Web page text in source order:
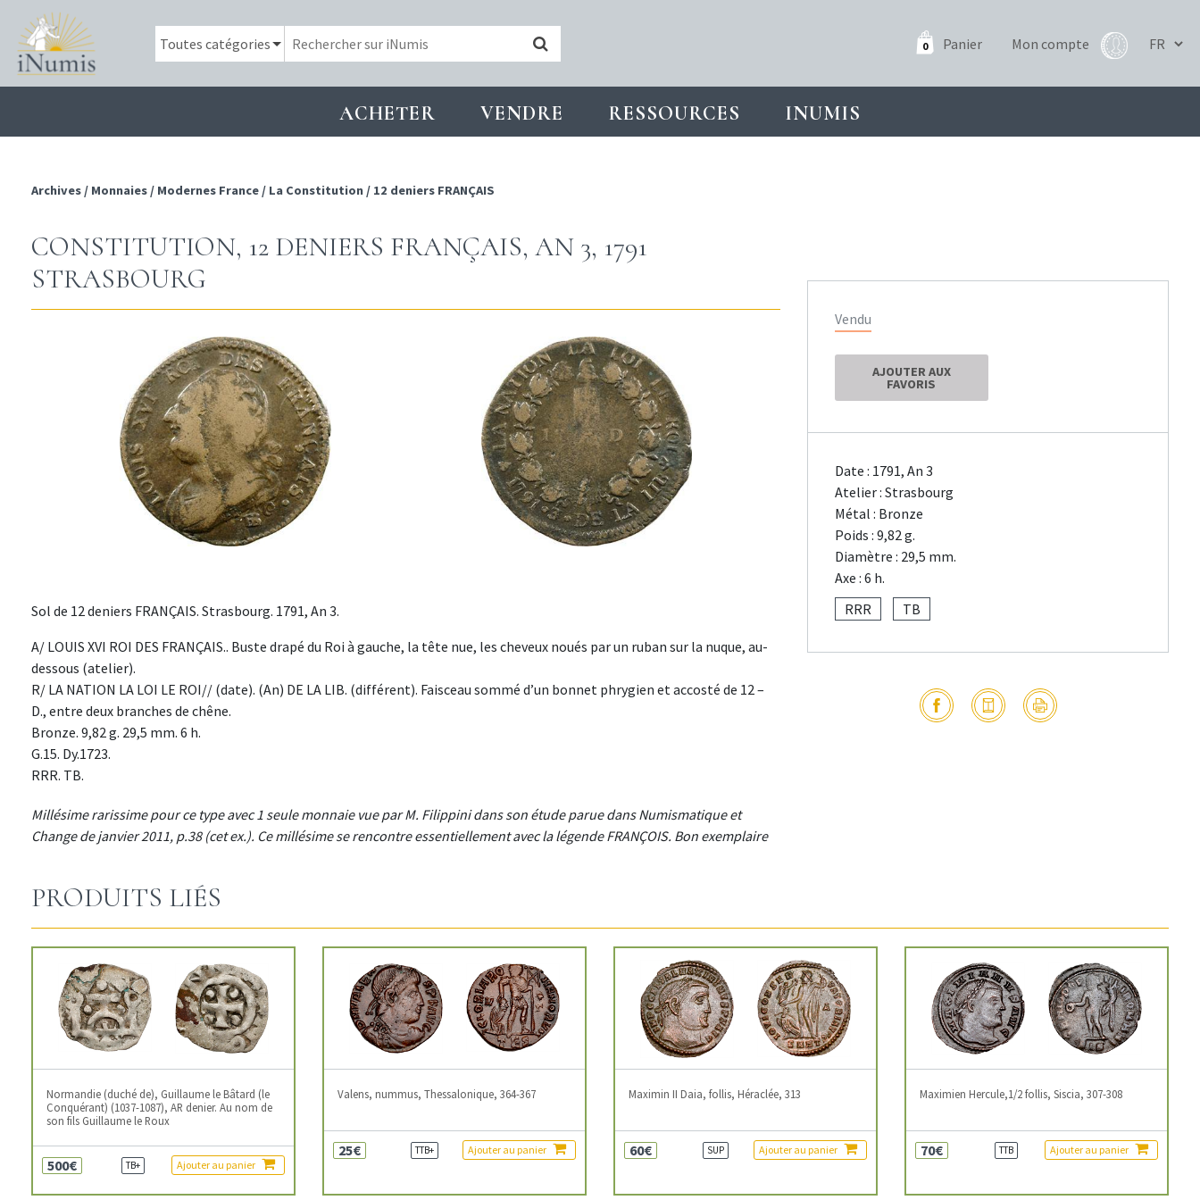
0 Panier Mon compte
ACHETER VENDRE RESSOURCES INUMIS
Archives / Monnaies / Modernes France / La Constitution / 12 deniers FRANÇAIS
CONSTITUTION, 12 DENIERS FRANÇAIS, AN 3, 1791
STRASBOURG
Sol de 12 deniers FRANÇAIS. Strasbourg. 1791, An 3.
A/ LOUIS XVI ROI DES FRANÇAIS.. Buste drapé du Roi à gauche, la tête nue, les cheveux noués par un ruban sur la nuque, au-
dessous (atelier).
R/ LA NATION LA LOI LE ROI// (date). (An) DE LA LIB. (différent). Faisceau sommé d’un bonnet phrygien et accosté de 12 –
D., entre deux branches de chêne.
Bronze. 9,82 g. 29,5 mm. 6 h.
G.15. Dy.1723.
RRR. TB.
Millésime rarissime pour ce type avec 1 seule monnaie vue par M. Filippini dans son étude parue dans Numismatique et
Change de janvier 2011, p.38 (cet ex.). Ce millésime se rencontre essentiellement avec la légende FRANÇOIS. Bon exemplaire
Vendu
AJOUTER AUX
FAVORIS
Date : 1791, An 3
Atelier : Strasbourg
Métal : Bronze
Poids : 9,82 g.
Diamètre : 29,5 mm.
Axe : 6 h.
RRR
TB
PRODUITS LIÉS
Normandie (duché de), Guillaume le Bâtard (le
Conquérant) (1037-1087), AR denier. Au nom de
son fils Guillaume le Roux
500€ TB+ Ajouter au panier
Valens, nummus, Thessalonique, 364-367
25€ TTB+ Ajouter au panier
Maximin II Daia, follis, Héraclée, 313
60€ SUP Ajouter au panier
Maximien Hercule,1/2 follis, Siscia, 307-308
70€ TTB Ajouter au panier